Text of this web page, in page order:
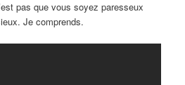
pas que vous soyez paresseux
Je comprends.